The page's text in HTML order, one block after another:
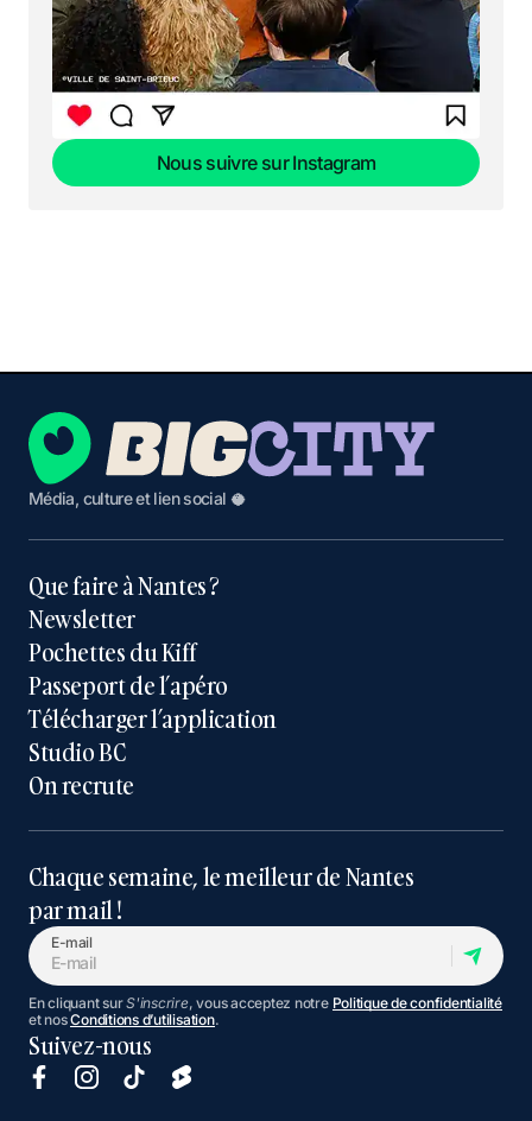
Nous suivre sur Instagram
Média, culture et lien social 🥥
Que faire à Nantes ?
Newsletter
Pochettes du Kiff
Passeport de l’apéro
Télécharger l’application
Studio BC
On recrute
Chaque semaine, le meilleur de Nantes
par mail !
E-mail
En cliquant surS'inscrire, vous acceptez notre Politique de confidentialité
et nosConditions d’utilisation.
Suivez-nous